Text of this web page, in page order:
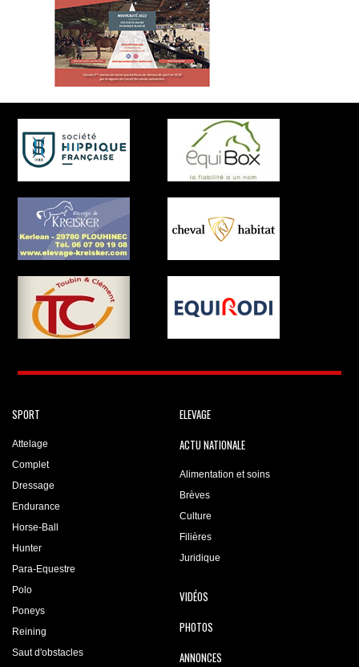
SPORT
Attelage
Complet
Dressage
Endurance
Horse-Ball
Hunter
Para-Equestre
Polo
Poneys
Reining
Saut d'obstacles
ELEVAGE
ACTU NATIONALE
Alimentation et soins
Brèves
Culture
Filières
Juridique
VIDÉOS
PHOTOS
ANNONCES